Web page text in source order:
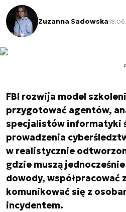
Zuzanna Sadowska
FBI rozwija model
przygotować agentów,
specjalistów informatyki
prowadzenia
w realistycznie
gdzie muszą
dowody, współpracować
komunikować się z
incydentem.